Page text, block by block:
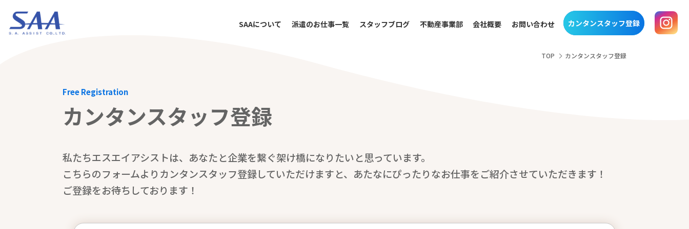
SAAについて 派遣のお仕事一覧 スタッフブログ 不動産事業部 会社概要 お問い合わせ カンタンスタッフ登録
TOP カンタンスタッフ登録
Free Registration
カンタンスタッフ登録
私たちエスエイアシストは、あなたと企業を繋ぐ架け橋になりたいと思っています。
こちらのフォームよりカンタンスタッフ登録していただけますと、あたなにぴったりなお仕事をご紹介させていただきます！
ご登録をお待ちしております！